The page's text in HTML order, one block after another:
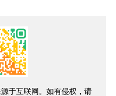
于互联网。如有侵权，请